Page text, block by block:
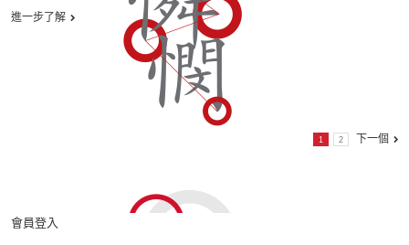
進一步了解
1 2 下一個
會員登入